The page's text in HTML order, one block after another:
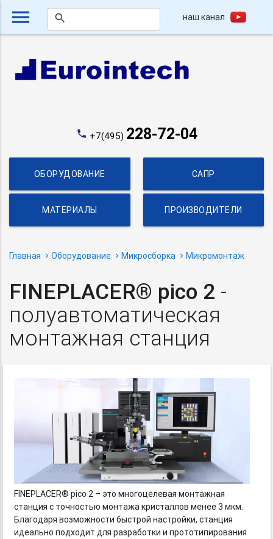
menu search наш канал
phone +7(495) 228-72-04
ОБОРУДОВАНИЕ САПР
МАТЕРИАЛЫ ПРОИЗВОДИТЕЛИ
Главная Оборудование Микросборка Микромонтаж
FINEPLACER® pico 2 -
полуавтоматическая
монтажная станция
FINEPLACER® pico 2 – это многоцелевая монтажная
станция с точностью монтажа кристаллов менее 3 мкм.
Благодаря возможности быстрой настройки, станция
идеально подходит для разработки и прототипирования